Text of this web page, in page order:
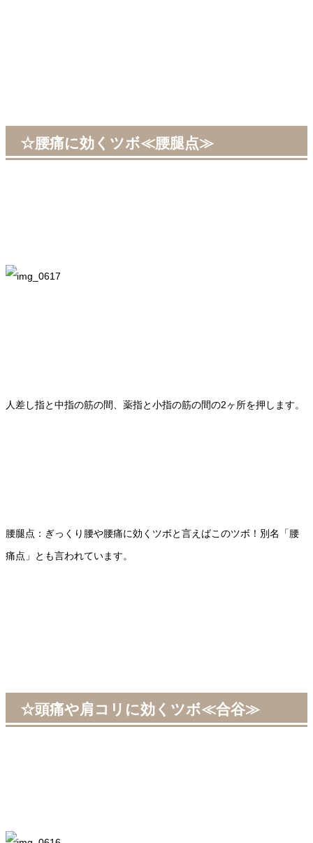
☆腰痛に効くツボ≪腰腿点≫
人差し指と中指の筋の間、薬指と小指の筋の間の2ヶ所を押します。
腰腿点：ぎっくり腰や腰痛に効くツボと言えばこのツボ！別名「腰
痛点」とも言われています。
☆頭痛や肩コリに効くツボ≪合谷≫